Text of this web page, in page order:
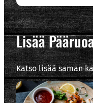
Lisää
Katso lisää saman